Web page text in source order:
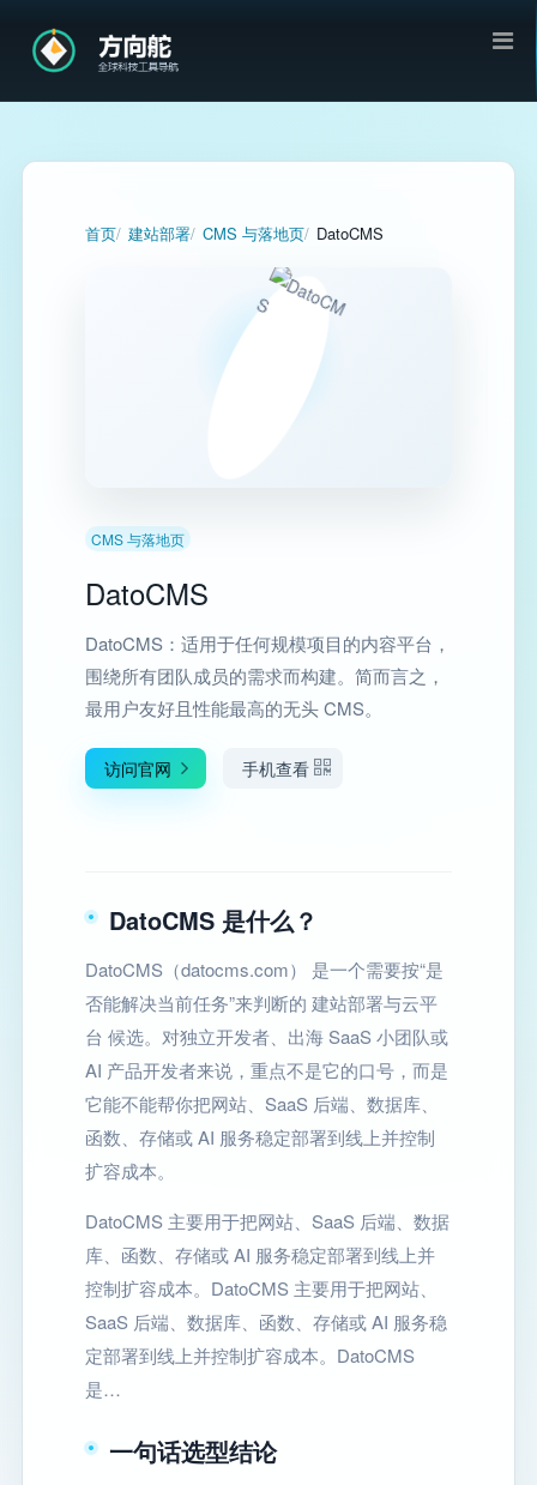
首页 建站部署 CMS 与落地页 DatoCMS
CMS 与落地页
DatoCMS
DatoCMS：适用于任何规模项目的内容平台，
围绕所有团队成员的需求而构建。简而言之，
最用户友好且性能最高的无头 CMS。
访问官网 手机查看
DatoCMS 是什么？
DatoCMS（datocms.com） 是一个需要按“是
否能解决当前任务”来判断的 建站部署与云平
台 候选。对独立开发者、出海 SaaS 小团队或
AI 产品开发者来说，重点不是它的口号，而是
它能不能帮你把网站、SaaS 后端、数据库、
函数、存储或 AI 服务稳定部署到线上并控制
扩容成本。
DatoCMS 主要用于把网站、SaaS 后端、数据
库、函数、存储或 AI 服务稳定部署到线上并
控制扩容成本。DatoCMS 主要用于把网站、
SaaS 后端、数据库、函数、存储或 AI 服务稳
定部署到线上并控制扩容成本。DatoCMS
是…
一句话选型结论